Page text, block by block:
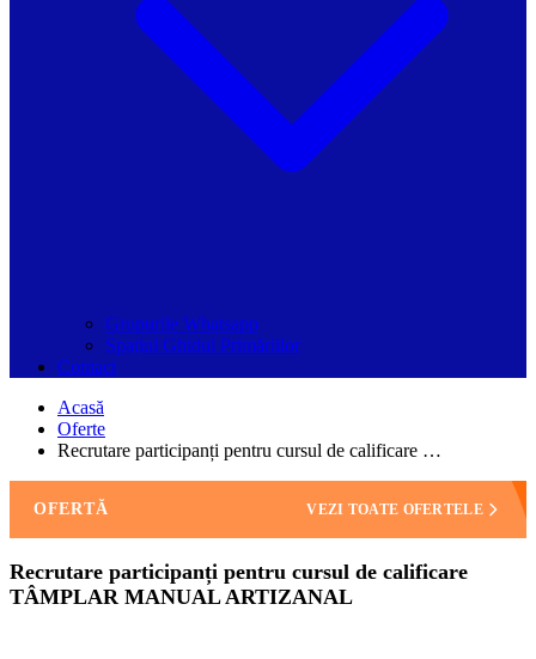
Grupurile Whatsapp
Spațiul Ghidul Primăriilor
Contact
Acasă
Oferte
Recrutare participanți pentru cursul de calificare …
OFERTĂ VEZI TOATE OFERTELE
Recrutare participanți pentru cursul de calificare
TÂMPLAR MANUAL ARTIZANAL